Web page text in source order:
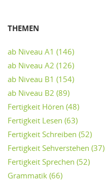
THEMEN
ab Niveau A1 (146)
ab Niveau A2 (126)
ab Niveau B1 (154)
ab Niveau B2 (89)
Fertigkeit Hören (48)
Fertigkeit Lesen (63)
Fertigkeit Schreiben (52)
Fertigkeit Sehverstehen (37)
Fertigkeit Sprechen (52)
Grammatik (66)